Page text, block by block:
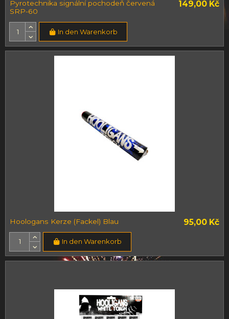
Pyrotechnika signální pochodeň červená
SRP-60
149,00 Kč
In den Warenkorb
Hoologans Kerze (Fackel) Blau 95,00 Kč
In den Warenkorb